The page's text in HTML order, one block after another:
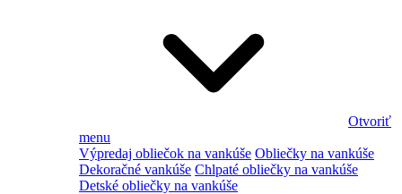
Otvoriť
menu
Výpredaj obliečok na vankúše Obliečky na vankúše
Dekoračné vankúše Chlpaté obliečky na vankúše
Detské obliečky na vankúše